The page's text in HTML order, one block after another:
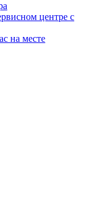
центре с
на месте